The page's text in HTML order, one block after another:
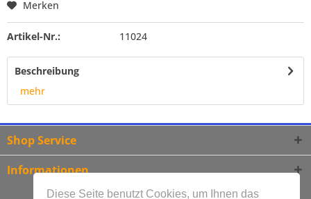
Diese Seite benutzt Cookies, um Ihnen das
Merken
Artikel-Nr.: 11024
Beschreibung
mehr
Shop Service
Informationen